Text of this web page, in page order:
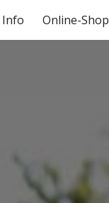
content
Info Online-Shop